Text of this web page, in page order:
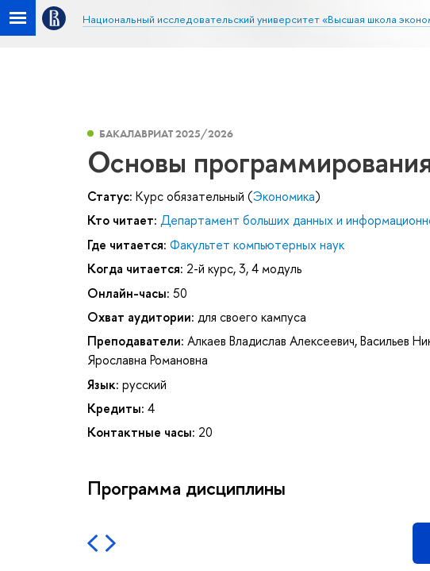
Национальный исследовательский университет «Высшая школа
БАКАЛАВРИАТ 2025/2026
Основы
Статус: Курс обязательный (Экономика)
Кто читает: Департамент больших данных и
Где читается: Факультет компьютерных наук
Когда читается: 2-й курс, 3, 4 модуль
Онлайн-часы: 50
Охват аудитории: для своего кампуса
Преподаватели: Алкаев Владислав Алексеевич,Васильев
Ярославна Романовна
Язык: русский
Кредиты: 4
Контактные часы: 20
Программа дисциплины